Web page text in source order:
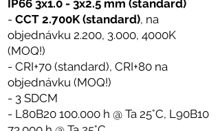
IP66 3x1.0 - 3x2.5 mm (standard)
- CCT 2.700K (standard), na
objednávku 2.200, 3.000, 4000K
(MOQ!)
- CRI+70 (standard), CRI+80 na
objednávku (MOQ!)
- 3 SDCM
- L80B20 100.000 h @ Ta 25°C, L90B10